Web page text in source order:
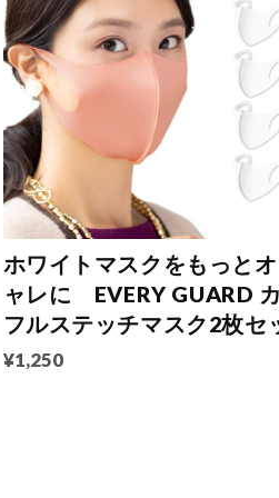
ホワイトマスクをもっと
ャレに EVERY GUARD
フルステッチマスク2枚セ
¥1,250